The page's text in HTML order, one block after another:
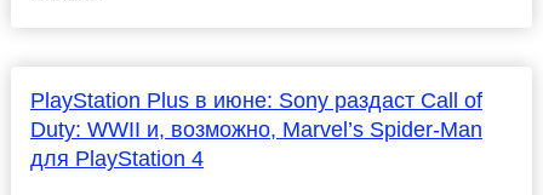
PlayStation Plus в июне: Sony раздаст Call of
Duty: WWII и, возможно, Marvel’s Spider-Man
для PlayStation 4